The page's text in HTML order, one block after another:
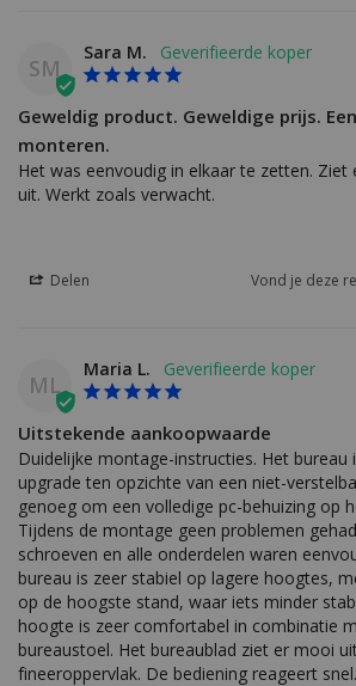
SM
Sara M.
Geweldig product. Geweldige prijs.
monteren.
Het was eenvoudig in elkaar te zetten.
uit. Werkt zoals verwacht.
Delen Vond je deze
ML
Maria L.
Uitstekende aankoopwaarde
Duidelijke montage-instructies. Het bureau
upgrade ten opzichte van een niet-
genoeg om een volledige pc-behuizing op
Tijdens de montage geen problemen
schroeven en alle onderdelen waren
bureau is zeer stabiel op lagere hoogtes,
op de hoogste stand, waar iets minder
hoogte is zeer comfortabel in combinatie
bureaustoel. Het bureaublad ziet er mooi
fineeroppervlak. De bediening reageert snel.